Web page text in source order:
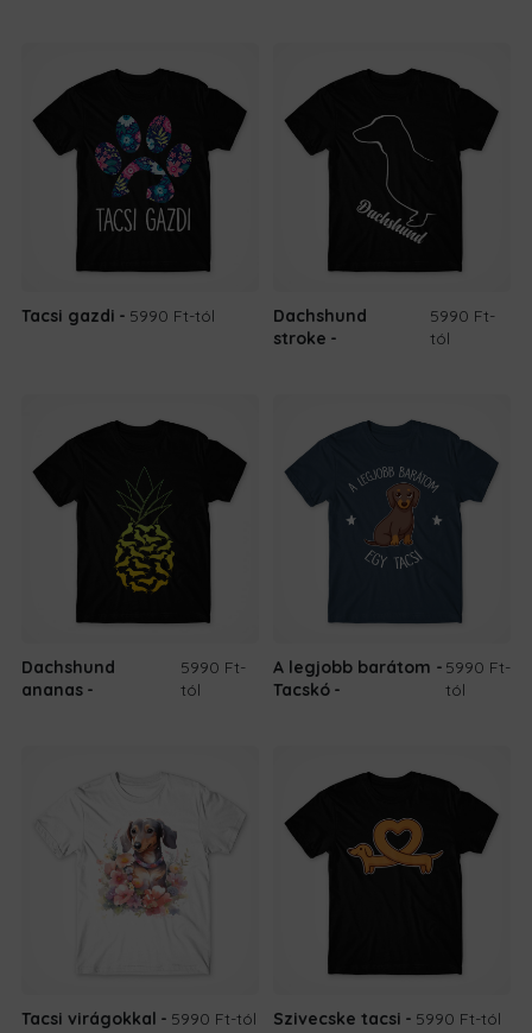
Tacsi gazdi 5990 Ft-tól
Dachshund
stroke
5990 Ft-
tól
Dachshund
ananas
5990 Ft-
tól
A legjobb barátom -
Tacskó
5990 Ft-
tól
Tacsi virágokkal 5990 Ft-tól Szivecske tacsi 5990 Ft-tól